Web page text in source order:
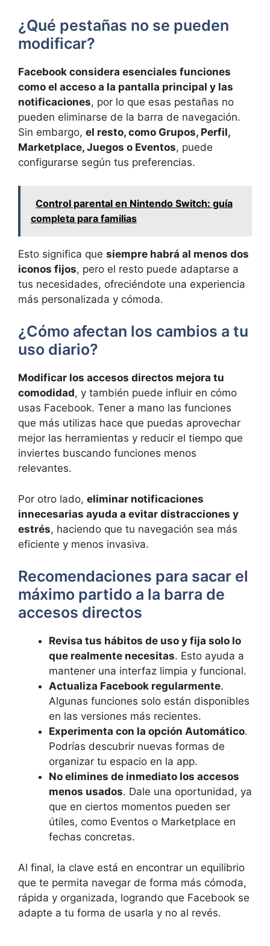
¿Qué pestañas no se pueden
modificar?
Facebook considera esenciales funciones
como el acceso a la pantalla principal y las
notificaciones, por lo que esas pestañas no
pueden eliminarse de la barra de navegación.
Sin embargo, el resto, como Grupos, Perfil,
Marketplace, Juegos o Eventos, puede
configurarse según tus preferencias.
Control parental en Nintendo Switch: guía
completa para familias
Esto significa que siempre habrá al menos dos
iconos fijos, pero el resto puede adaptarse a
tus necesidades, ofreciéndote una experiencia
más personalizada y cómoda.
¿Cómo afectan los cambios a tu
uso diario?
Modificar los accesos directos mejora tu
comodidad, y también puede influir en cómo
usas Facebook. Tener a mano las funciones
que más utilizas hace que puedas aprovechar
mejor las herramientas y reducir el tiempo que
inviertes buscando funciones menos
relevantes.
Por otro lado, eliminar notificaciones
innecesarias ayuda a evitar distracciones y
estrés, haciendo que tu navegación sea más
eficiente y menos invasiva.
Recomendaciones para sacar el
máximo partido a la barra de
accesos directos
Revisa tus hábitos de uso y fija solo lo
que realmente necesitas. Esto ayuda a
mantener una interfaz limpia y funcional.
Actualiza Facebook regularmente.
Algunas funciones solo están disponibles
en las versiones más recientes.
Experimenta con la opción Automático.
Podrías descubrir nuevas formas de
organizar tu espacio en la app.
No elimines de inmediato los accesos
menos usados. Dale una oportunidad, ya
que en ciertos momentos pueden ser
útiles, como Eventos o Marketplace en
fechas concretas.
Al final, la clave está en encontrar un equilibrio
que te permita navegar de forma más cómoda,
rápida y organizada, logrando que Facebook se
adapte a tu forma de usarla y no al revés.